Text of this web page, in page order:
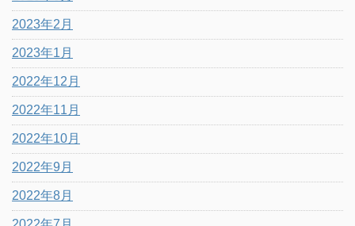
2023年2月
2023年1月
2022年12月
2022年11月
2022年10月
2022年9月
2022年8月